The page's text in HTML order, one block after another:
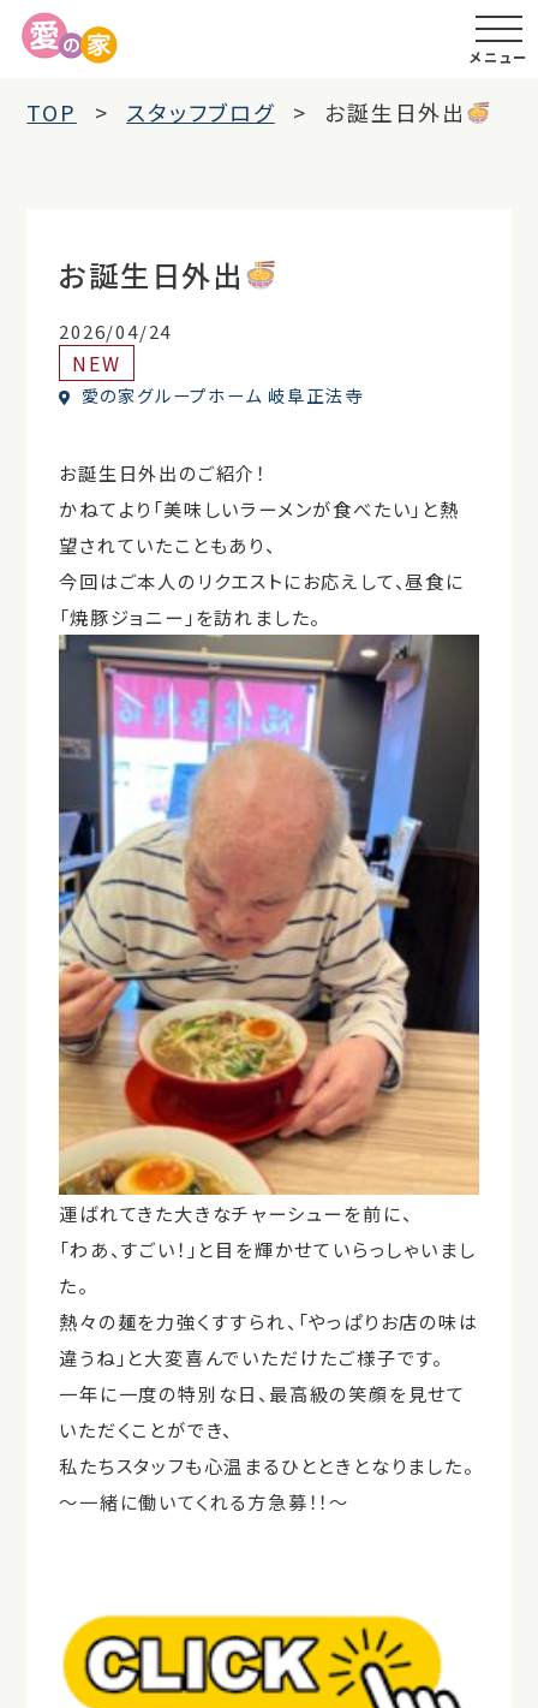
メニュー
TOP スタッフブログ お誕生日外出
お誕生日外出
2026/04/24
NEW
愛の家グループホーム 岐阜正法寺
お誕生日外出のご紹介！
かねてより「美味しいラーメンが食べたい」と熱
望されていたこともあり、
今回はご本人のリクエストにお応えして、昼食に
「焼豚ジョニー」を訪れました。
運ばれてきた大きなチャーシューを前に、
「わあ、すごい！」と目を輝かせていらっしゃいまし
た。
熱々の麺を力強くすすられ、「やっぱりお店の味は
違うね」と大変喜んでいただけたご様子です。
一年に一度の特別な日、最高級の笑顔を見せて
いただくことができ、
私たちスタッフも心温まるひとときとなりました。
～一緒に働いてくれる方急募！！～